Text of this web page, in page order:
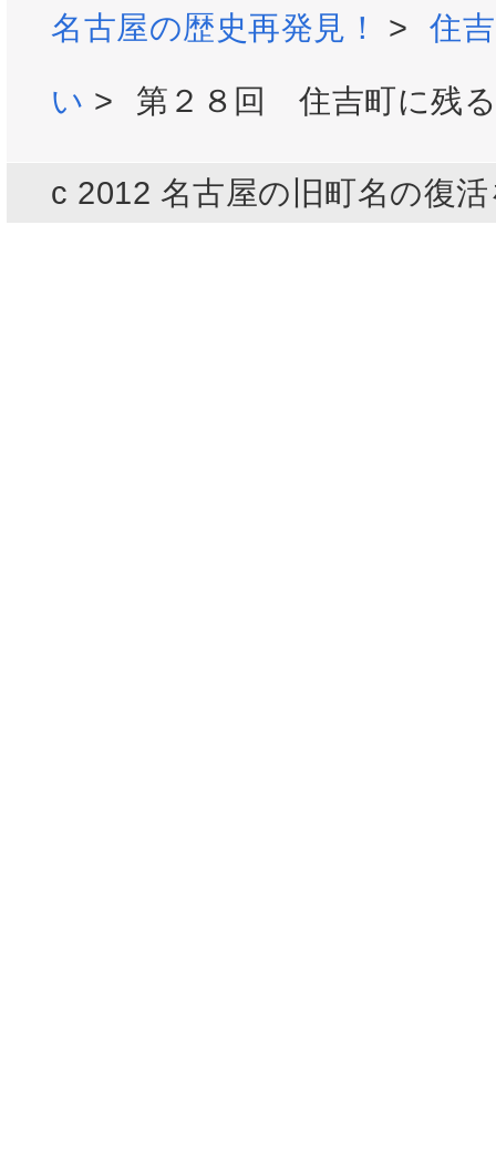
名古屋の歴史再発見！ >
住
い > 第２８回 住吉町に残
c 2012 名古屋の旧町名の復